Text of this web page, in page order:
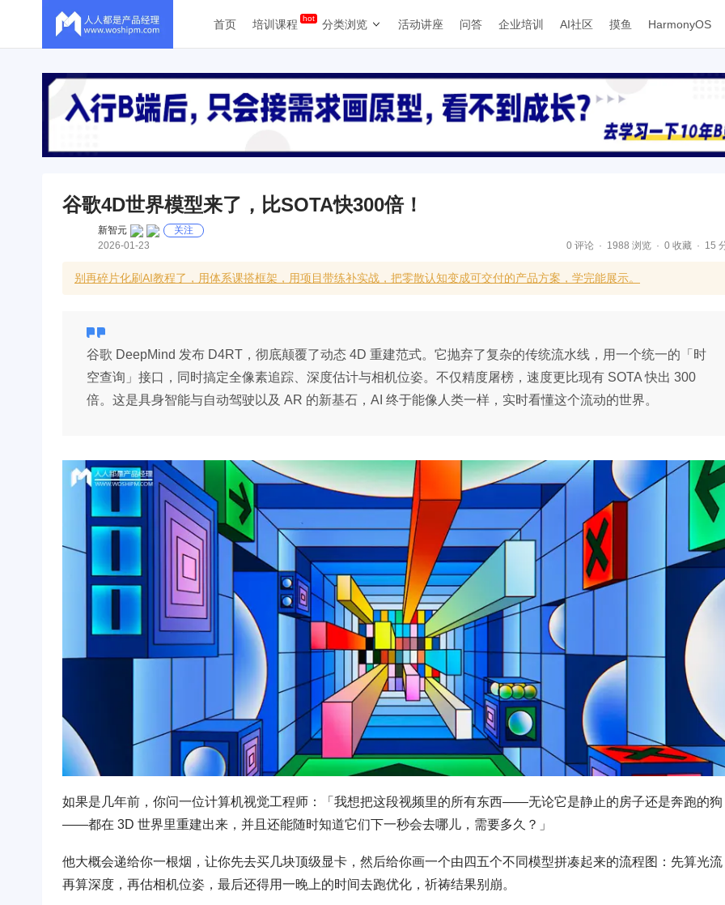
首页 培训课程 分类浏览 活动讲座 问答 企业培训 AI社区 摸鱼 HarmonyOS
谷歌4D世界模型来了，比SOTA快300倍！
新智元
关注
2026-01-23
0 评论 1988 浏览 0 收藏 15
别再碎片化刷AI教程了，用体系课搭框架，用项目带练补实战，把零散认知变成可交付的产品方案，学完能展示。
谷歌 DeepMind 发布 D4RT，彻底颠覆了动态 4D 重建范式。它抛弃了复杂的传统流水线，用一个统一的「时
空查询」接口，同时搞定全像素追踪、深度估计与相机位姿。不仅精度屠榜，速度更比现有 SOTA 快出 300
倍。这是具身智能与自动驾驶以及 AR 的新基石，AI 终于能像人类一样，实时看懂这个流动的世界。
如果是几年前，你问一位计算机视觉工程师：「我想把这段视频里的所有东西——无论它是静止的房子还是奔跑的狗
——都在 3D 世界里重建出来，并且还能随时知道它们下一秒会去哪儿，需要多久？」
他大概会递给你一根烟，让你先去买几块顶级显卡，然后给你画一个由四五个不同模型拼凑起来的流程图：先算光流
再算深度，再估相机位姿，最后还得用一晚上的时间去跑优化，祈祷结果别崩。